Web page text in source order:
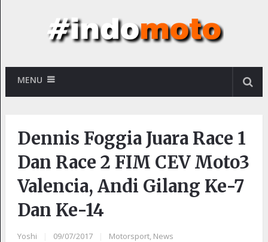
MENU
Dennis Foggia Juara Race 1
Dan Race 2 FIM CEV Moto3
Valencia, Andi Gilang Ke-7
Dan Ke-14
Yoshi 09/07/2017 Motorsport, News